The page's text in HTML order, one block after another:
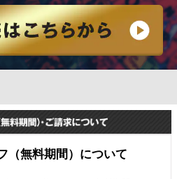
の株(例えばペロトン
、クラウドストライク
エーションを無視して買っ
が来ています。
ションを考えながらの株式
紹介したいと考えていま
（無料期間）について